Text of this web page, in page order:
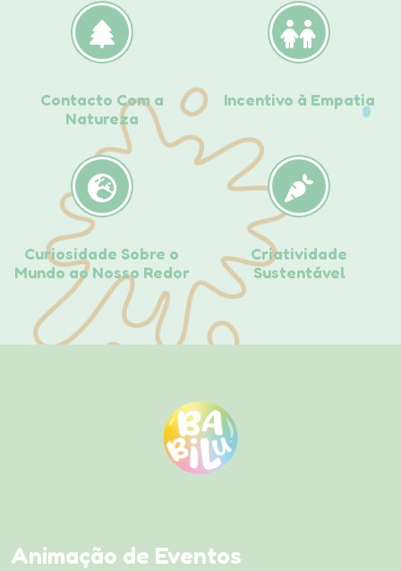
Contacto Com a
Natureza
Incentivo à Empatia
Curiosidade Sobre o
Mundo ao Nosso Redor
Criatividade
Sustentável
Animação de Eventos